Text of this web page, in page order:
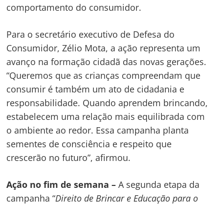
comportamento do consumidor.
Para o secretário executivo de Defesa do
Consumidor, Zélio Mota, a ação representa um
avanço na formação cidadã das novas gerações.
“Queremos que as crianças compreendam que
consumir é também um ato de cidadania e
responsabilidade. Quando aprendem brincando,
estabelecem uma relação mais equilibrada com
o ambiente ao redor. Essa campanha planta
sementes de consciência e respeito que
crescerão no futuro”, afirmou.
Ação no fim de semana – A segunda etapa da
campanha “Direito de Brincar e Educação para o
Navegação
de
Post